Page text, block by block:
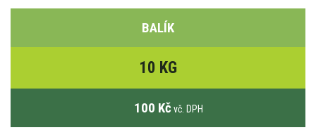
BALÍK
10 KG
100 Kč vč. DPH